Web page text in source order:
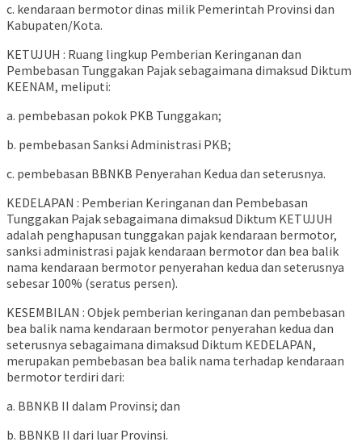
c. kendaraan bermotor dinas milik Pemerintah Provinsi dan
Kabupaten/Kota.
KETUJUH : Ruang lingkup Pemberian Keringanan dan
Pembebasan Tunggakan Pajak sebagaimana dimaksud Diktum
KEENAM, meliputi:
a. pembebasan pokok PKB Tunggakan;
b. pembebasan Sanksi Administrasi PKB;
c. pembebasan BBNKB Penyerahan Kedua dan seterusnya.
KEDELAPAN : Pemberian Keringanan dan Pembebasan
Tunggakan Pajak sebagaimana dimaksud Diktum KETUJUH
adalah penghapusan tunggakan pajak kendaraan bermotor,
sanksi administrasi pajak kendaraan bermotor dan bea balik
nama kendaraan bermotor penyerahan kedua dan seterusnya
sebesar 100% (seratus persen).
KESEMBILAN : Objek pemberian keringanan dan pembebasan
bea balik nama kendaraan bermotor penyerahan kedua dan
seterusnya sebagaimana dimaksud Diktum KEDELAPAN,
merupakan pembebasan bea balik nama terhadap kendaraan
bermotor terdiri dari:
a. BBNKB II dalam Provinsi; dan
b. BBNKB II dari luar Provinsi.